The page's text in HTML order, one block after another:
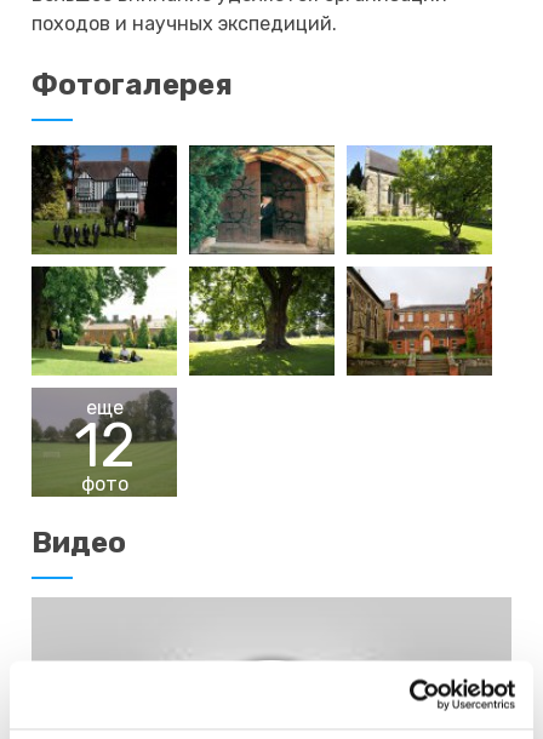
походов и научных экспедиций.
Фотогалерея
еще
12
фото
Видео